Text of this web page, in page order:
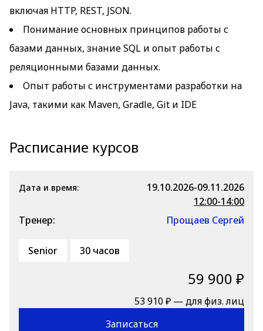
включая HTTP, REST, JSON.
Понимание основных принципов работы с
базами данных, знание SQL и опыт работы с
реляционными базами данных.
Опыт работы с инструментами разработки на
Java, такими как Maven, Gradle, Git и IDE
Расписание курсов
Дата и время:
19.10.2026-09.11.2026
12:00-14:00
Тренер:
Прощаев Сергей
Senior 30 часов
59 900 ₽
53 910 ₽ — для физ. лиц
Записаться